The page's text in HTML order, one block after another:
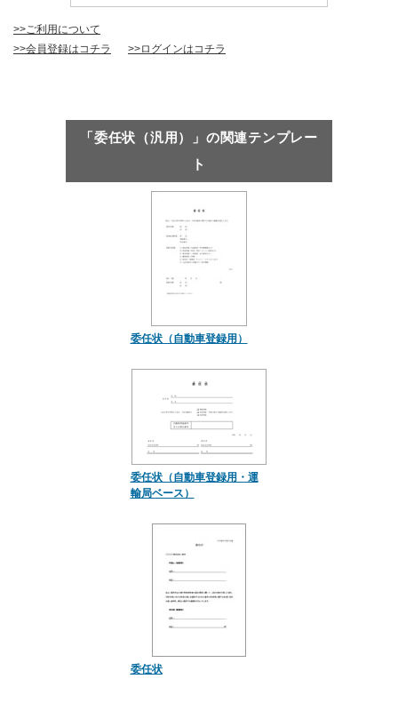
>>ご利用について
>>会員登録はコチラ
>>ログインはコチラ
「委任状（汎用）」の関連テンプレー
ト
委任状（自動車登録用）
委任状（自動車登録用・運
輸局ベース）
委任状